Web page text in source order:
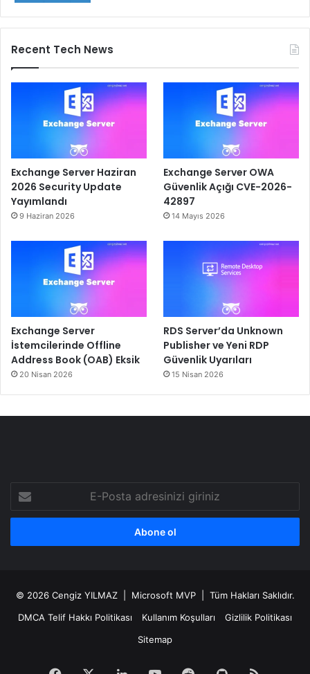
Recent Tech News
Exchange Server Haziran
2026 Security Update
Yayımlandı
9 Haziran 2026
Exchange Server OWA
Güvenlik Açığı CVE-2026-
42897
14 Mayıs 2026
Exchange Server
İstemcilerinde Offline
Address Book (OAB) Eksik
20 Nisan 2026
RDS Server’da Unknown
Publisher ve Yeni RDP
Güvenlik Uyarıları
15 Nisan 2026
Posta
adresinizi
© 2026 Cengiz YILMAZ| Microsoft MVP | Tüm Hakları Saklıdır.
DMCA Telif Hakkı Politikası
Kullanım Koşulları
Gizlilik Politikası
Sitemap